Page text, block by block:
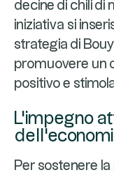
decine di chili di
iniziativa si
strategia di
promuovere un
positivo e
L'impegno
Per sostenere